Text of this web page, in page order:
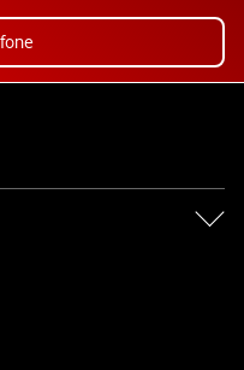
Vodafone